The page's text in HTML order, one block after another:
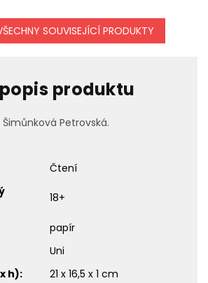
SOUVISEJÍCÍ PRODUKTY
produktu
Petrovská.
Čtení
18+
papír
Uni
h): 21 x 16,5 x 1 cm